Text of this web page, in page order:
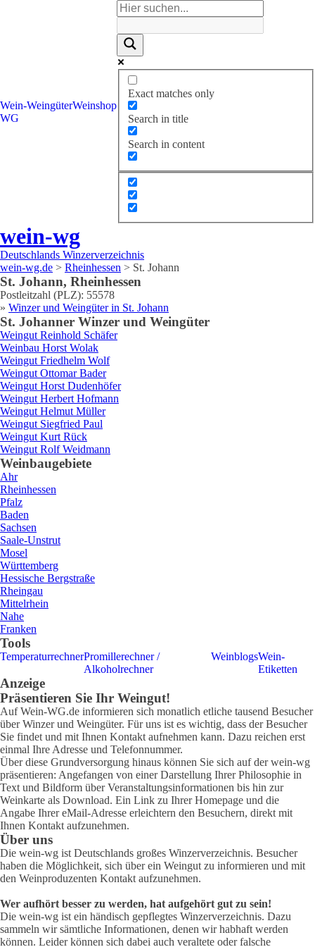
Wein-
WG
WeingüterWeinshop
Exact matches only
Search in title
Search in content
wein-wg
Deutschlands Winzerverzeichnis
wein-wg.de > Rheinhessen > St. Johann
St. Johann, Rheinhessen
Postleitzahl (PLZ): 55578
» Winzer und Weingüter in St. Johann
St. Johanner Winzer und Weingüter
Weingut Reinhold Schäfer
Weinbau Horst Wolak
Weingut Friedhelm Wolf
Weingut Ottomar Bader
Weingut Horst Dudenhöfer
Weingut Herbert Hofmann
Weingut Helmut Müller
Weingut Siegfried Paul
Weingut Kurt Rück
Weingut Rolf Weidmann
Weinbaugebiete
Ahr
Rheinhessen
Pfalz
Baden
Sachsen
Saale-Unstrut
Mosel
Württemberg
Hessische Bergstraße
Rheingau
Mittelrhein
Nahe
Franken
Tools
TemperaturrechnerPromillerechner /
Alkoholrechner
WeinblogsWein-
Etiketten
Anzeige
Präsentieren Sie Ihr Weingut!
Auf Wein-WG.de informieren sich monatlich etliche tausend Besucher
über Winzer und Weingüter. Für uns ist es wichtig, dass der Besucher
Sie findet und mit Ihnen Kontakt aufnehmen kann. Dazu reichen erst
einmal Ihre Adresse und Telefonnummer.
Über diese Grundversorgung hinaus können Sie sich auf der wein-wg
präsentieren: Angefangen von einer Darstellung Ihrer Philosophie in
Text und Bildform über Veranstaltungsinformationen bis hin zur
Weinkarte als Download. Ein Link zu Ihrer Homepage und die
Angabe Ihrer eMail-Adresse erleichtern den Besuchern, direkt mit
Ihnen Kontakt aufzunehmen.
Über uns
Die wein-wg ist Deutschlands großes Winzerverzeichnis. Besucher
haben die Möglichkeit, sich über ein Weingut zu informieren und mit
den Weinproduzenten Kontakt aufzunehmen.
Wer aufhört besser zu werden, hat aufgehört gut zu sein!
Die wein-wg ist ein händisch gepflegtes Winzerverzeichnis. Dazu
sammeln wir sämtliche Informationen, denen wir habhaft werden
können. Leider können sich dabei auch veraltete oder falsche